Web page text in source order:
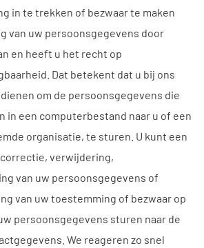
in te trekken of bezwaar te maken
van uw persoonsgegevens door
en heeft u het recht op
Dat betekent dat u bij ons
om de persoonsgegevens die
in een computerbestand naar u of een
organisatie, te sturen. U kunt een
verwijdering,
van uw persoonsgegevens of
van uw toestemming of bezwaar op
persoonsgegevens sturen naar de
We reageren zo snel